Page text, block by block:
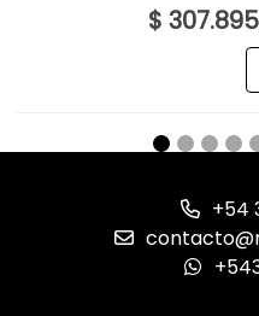
$
+54